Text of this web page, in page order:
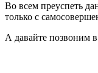
Во всем преуспеть
только с
А давайте позвоним